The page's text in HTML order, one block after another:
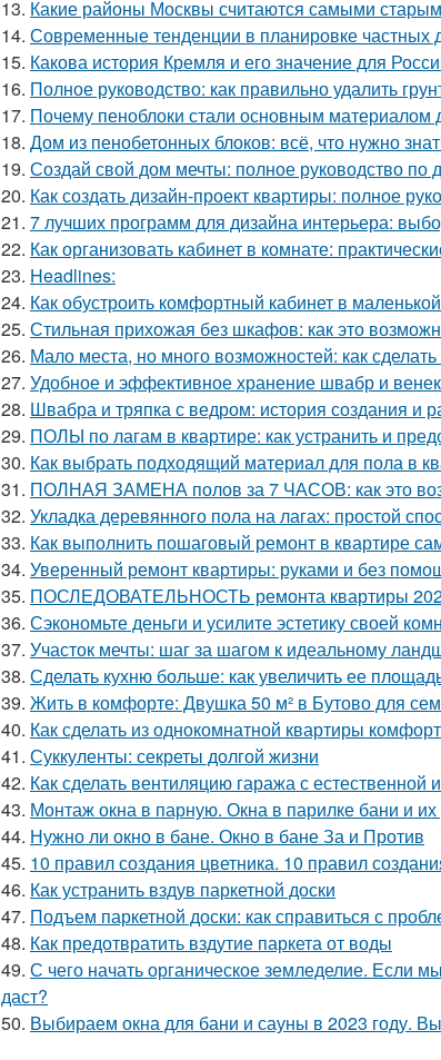
13. Какие районы Москвы считаются самыми
14. Современные тенденции в планировке частных
15. Какова история Кремля и его значение для
16. Полное руководство: как правильно удалить
17. Почему пеноблоки стали основным материалом
18. Дом из пенобетонных блоков: всё, что нужно
19. Создай свой дом мечты: полное руководство по
20. Как создать дизайн-проект квартиры: полное
21. 7 лучших программ для дизайна интерьера:
22. Как организовать кабинет в комнате:
23. Headlines:
24. Как обустроить комфортный кабинет в
25. Стильная прихожая без шкафов: как это
26. Мало места, но много возможностей: как
27. Удобное и эффективное хранение швабр и
28. Швабра и тряпка с ведром: история создания и
29. ПОЛЫ по лагам в квартире: как устранить и
30. Как выбрать подходящий материал для пола в
31. ПОЛНАЯ ЗАМЕНА полов за 7 ЧАСОВ: как это
32. Укладка деревянного пола на лагах: простой
33. Как выполнить пошаговый ремонт в квартире
34. Уверенный ремонт квартиры: руками и без
35. ПОСЛЕДОВАТЕЛЬНОСТЬ ремонта квартиры
36. Сэкономьте деньги и усилите эстетику своей
37. Участок мечты: шаг за шагом к идеальному
38. Сделать кухню больше: как увеличить ее
39. Жить в комфорте: Двушка 50 м² в Бутово для
40. Как сделать из однокомнатной квартиры
41. Суккуленты: секреты долгой жизни
42. Как сделать вентиляцию гаража с естественной
43. Монтаж окна в парную. Окна в парилке бани и
44. Нужно ли окно в бане. Окно в бане За и Против
45. 10 правил создания цветника. 10 правил
46. Как устранить вздув паркетной доски
47. Подъем паркетной доски: как справиться с
48. Как предотвратить вздутие паркета от воды
49. С чего начать органическое земледелие. Если
даст?
50. Выбираем окна для бани и сауны в 2023 году.